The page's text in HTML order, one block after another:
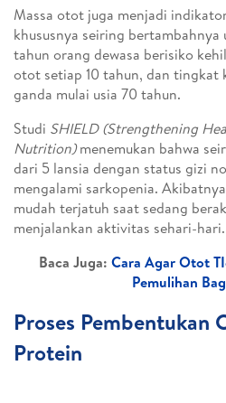
Massa otot juga menjadi
khususnya seiring bertambahnya
tahun orang dewasa berisiko
otot setiap 10 tahun, dan tingkat
ganda mulai usia 70 tahun.
Studi SHIELD (Strengthening
Nutrition)menemukan bahwa
dari 5 lansia dengan status gizi
mengalami sarkopenia.
mudah terjatuh saat sedang
menjalankan aktivitas sehari-hari.
Baca Juga: Cara Agar Otot
Pemulihan
Proses Pembentukan
Protein